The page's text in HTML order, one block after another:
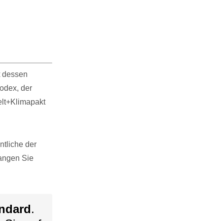
der
der
Sie
.